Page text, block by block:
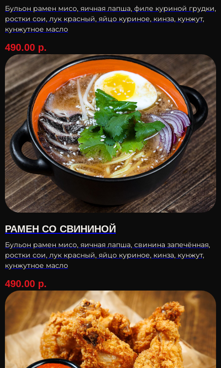
Бульон рамен мисо, яичная лапша, филе куриной грудки,
ростки сои, лук красный, яйцо куриное, кинза, кунжут,
кунжутное масло
490.00 р.
РАМЕН СО СВИНИНОЙ
Бульон рамен мисо, яичная лапша, свинина запечённая,
ростки сои, лук красный, яйцо куриное, кинза, кунжут,
кунжутное масло
490.00 р.